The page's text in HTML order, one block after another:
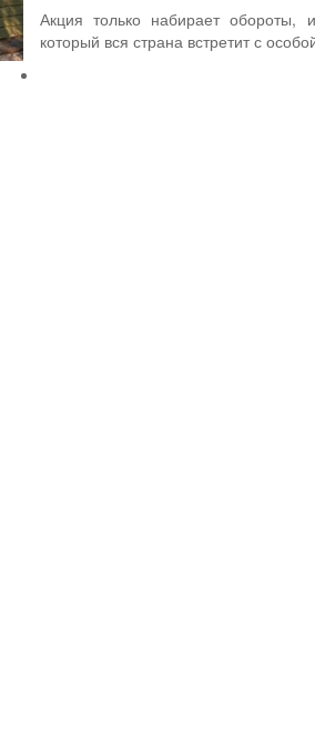
Акция только набирает
который вся страна встретит с